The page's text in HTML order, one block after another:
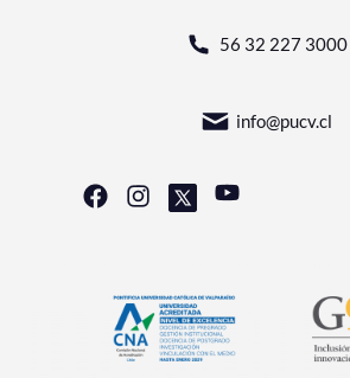
56 32 227 3000
info@pucv.cl